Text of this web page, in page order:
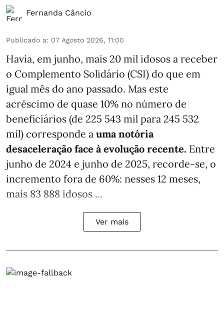
Fernanda Câncio
Publicado a: 07 Agosto 2026, 11:00
Havia, em junho, mais 20 mil idosos a receber
o Complemento Solidário (CSI) do que em
igual mês do ano passado. Mas este
acréscimo de quase 10% no número de
beneficiários (de 225 543 mil para 245 532
mil) corresponde a uma notória
desaceleração face à evolução recente. Entre
junho de 2024 e junho de 2025, recorde-se, o
incremento fora de 60%: nesses 12 meses,
mais 83 888 idosos ...
Ver mais